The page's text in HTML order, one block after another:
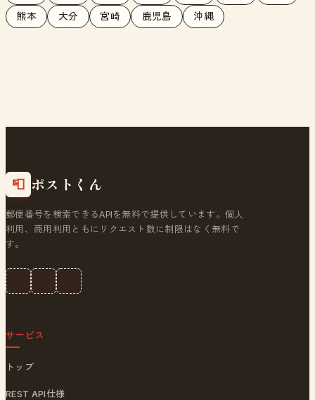
熊本 大分 宮崎 鹿児島 沖縄
📮 ポストくん
郵便番号を検索できるAPIを無料で提供しています。個人
利用、商用利用ともにリクエスト数に制限はなく無料で
す。
サービス
トップ
REST API仕様